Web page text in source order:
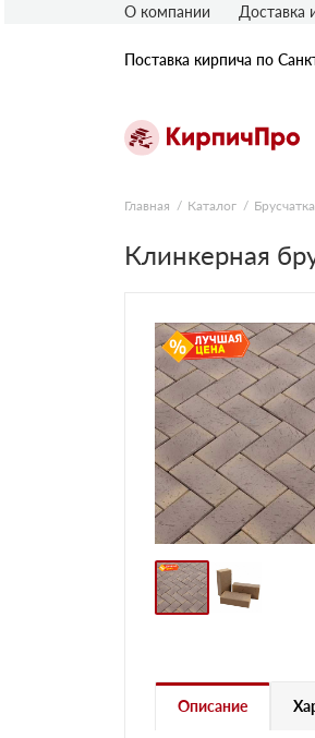
Поставка кирпича по
Перейти в
Строительный
блок
Фасадная
Печной кирпич
Брусчатка и
Кладочные
О компании Доставка
Главная Каталог
Клинкерная
Описание